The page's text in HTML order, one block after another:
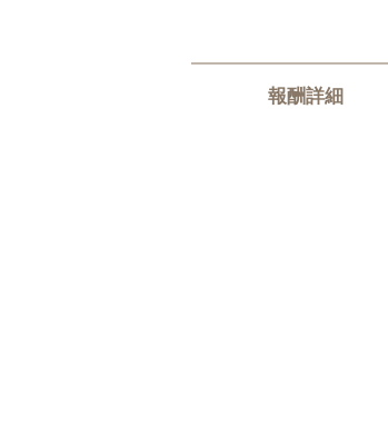
報酬詳細